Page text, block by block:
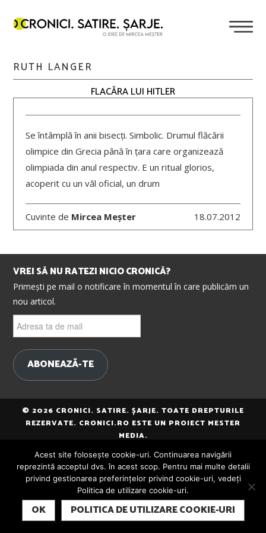
RUTH LANGER
FLACĂRA LUI HITLER
Se întâmplă în anii bisecți. Simbolic. Drumul flăcării
olimpice din Grecia până în țara care organizează
olimpiada din anul respectiv. E un ritual glorios,
acoperit cu un văl oficial, un drum
Cuvinte de Mircea Meșter 18.07.2012
VREI SĂ NU RATEZI NICIO CRONICĂ?
Primești pe mail o notificare în momentul în care publicăm un
nou articol.
ta
mail
ABONEAZĂ-TE
© 2026 CRONICI. SATIRE. ȘARJE. TOATE DREPTURILE
REZERVATE. CRONICI.RO ESTE UN PROIECT MESTER
MEDIA.
SUBSCRIBE
Acest site folosește cookie-uri. Continuarea navigării
reprezintă acceptul dvs. în acest scop. Pentru mai multe detalii
privind gestionarea preferințelor privind cookie-uri, vedeți
Politica de utilizare cookie-uri.
OK POLITICA DE UTILIZARE COOKIE-URI